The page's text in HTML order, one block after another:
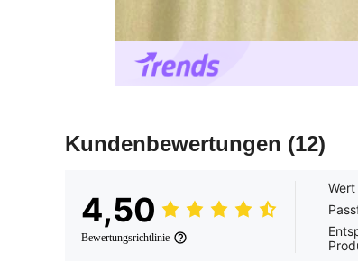
Kundenbewertungen (12)
4,50
Bewertungsrichtlinie
Wert